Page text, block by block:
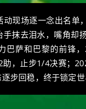
现场逐一念出名单
抹去泪水，嘴角却
巴萨和巴黎的前锋
，止步1/4决赛；
步回稳，终于锁定世